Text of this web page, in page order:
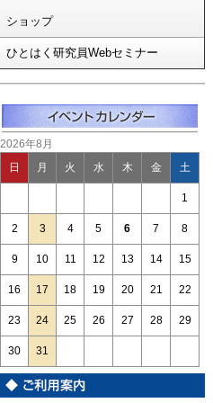
ショップ
ひとはく研究員Webセミナー
2026年8月
日 月 火 水 木 金 土
1
2 3 4 5 6 7 8
9 10 11 12 13 14 15
16 17 18 19 20 21 22
23 24 25 26 27 28 29
30 31